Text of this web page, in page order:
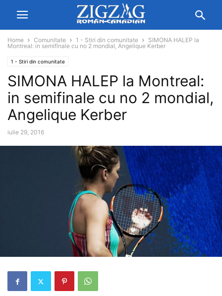
Home Comunitate 1 - Stiri din comunitate
SIMONA HALEP la
Montreal: in semifinale cu no 2 mondial, Angelique Kerber
1 - Stiri din comunitate
SIMONA HALEP la Montreal:
in semifinale cu no 2 mondial,
Angelique Kerber
iulie 29, 2016